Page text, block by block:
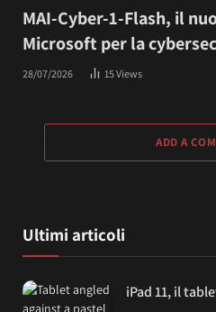
MAI-Cyber-1-Flash, il
Microsoft per la
28/07/2026 15Views
ADD A
Ultimi articoli
iPad 11, il